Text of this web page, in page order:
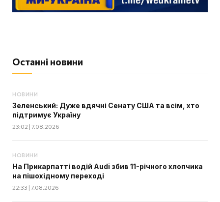
Останні новини
НОВИНИ
Зеленський: Дуже вдячні Сенату США та всім, хто
підтримує Україну
23:02 | 7.08.2026
НОВИНИ
На Прикарпатті водій Audi збив 11-річного хлопчика
на пішохідному переході
22:33 | 7.08.2026